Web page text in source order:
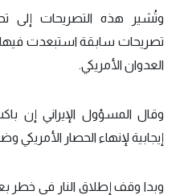
وتُشير هذه التصريحات
تصريحات سابقة استبعدت فيها
العدوان الأمريكي.
وقال المسؤول الإيراني إن
إيجابية لإنهاء الحصار الأمريكي
وبدا وقف إطلاق النار في خطر